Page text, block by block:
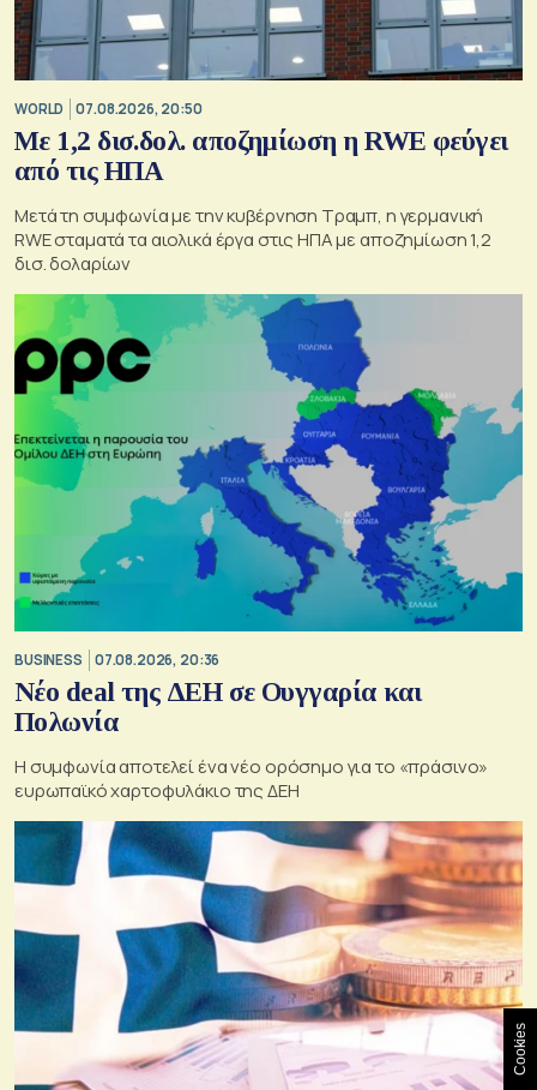
WORLD 07.08.2026, 20:50
Με 1,2 δισ.δολ. αποζημίωση η RWE φεύγει
από τις ΗΠΑ
Μετά τη συμφωνία με την κυβέρνηση Τραμπ, η γερμανική
RWE σταματά τα αιολικά έργα στις ΗΠΑ με αποζημίωση 1,2
δισ. δολαρίων
BUSINESS 07.08.2026, 20:36
Νέο deal της ΔΕΗ σε Ουγγαρία και
Πολωνία
Η συμφωνία αποτελεί ένα νέο ορόσημο για το «πράσινο»
ευρωπαϊκό χαρτοφυλάκιο της ΔΕΗ
Cookies